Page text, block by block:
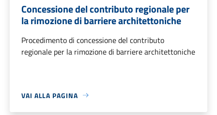
Concessione del contributo regionale per
la rimozione di barriere architettoniche
Procedimento di concessione del contributo
regionale per la rimozione di barriere architettoniche
VAI ALLA PAGINA